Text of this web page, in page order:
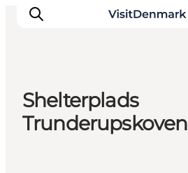
Inspiration
Destinationer
Shelterplads
Trunderupskoven